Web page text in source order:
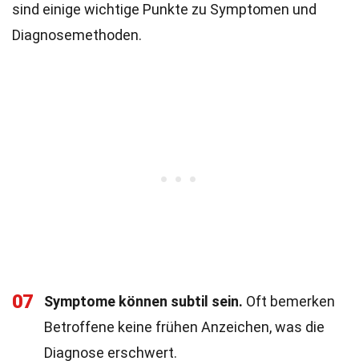
sind einige wichtige Punkte zu Symptomen und
Diagnosemethoden.
07 Symptome können subtil sein. Oft bemerken
Betroffene keine frühen Anzeichen, was die
Diagnose erschwert.